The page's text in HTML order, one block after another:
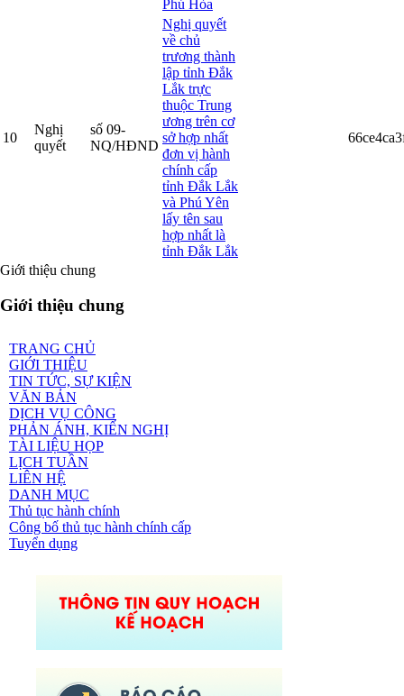
Phú Hòa
10
Nghị
quyết
số 09-
NQ/HĐND
Nghị quyết
về chủ
trương thành
lập tỉnh Đắk
Lắk trực
thuộc Trung
ương trên cơ
sở hợp nhất
đơn vị hành
chính cấp
tỉnh Đắk Lắk
và Phú Yên
lấy tên sau
hợp nhất là
tỉnh Đắk Lắk
Giới thiệu chung
Giới thiệu chung
TRANG CHỦ
GIỚI THIỆU
TIN TỨC, SỰ KIỆN
VĂN BẢN
DỊCH VỤ CÔNG
PHẢN ÁNH, KIẾN NGHỊ
TÀI LIỆU HỌP
LỊCH TUẦN
LIÊN HỆ
DANH MỤC
Thủ tục hành chính
Công bố thủ tục hành chính cấp
Tuyển dụng